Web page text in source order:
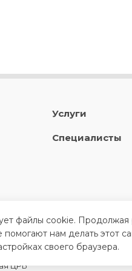
Услуги
Специалисты
ЦРБ
файлы cookie.
помогают нам делать этот
своего браузера.